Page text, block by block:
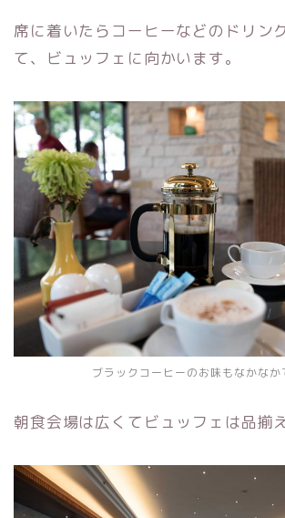
席に着いたらコーヒーなどのドリン
て、ビュッフェに向かいます。
ブラックコーヒーのお味もなかなか
朝食会場は広くてビュッフェは品揃